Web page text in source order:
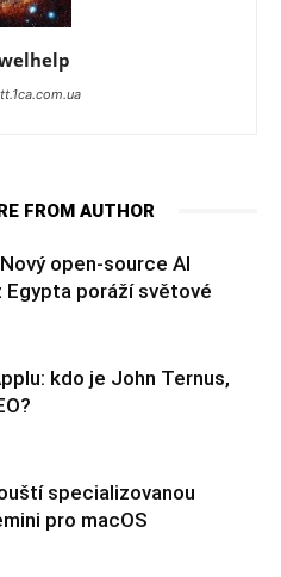
FROM AUTHOR
open-source AI
Egypta poráží světové
kdo je John Ternus,
specializovanou
pro macOS